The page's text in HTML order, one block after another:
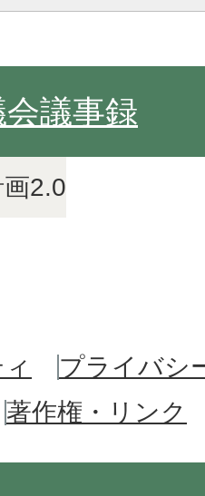
議事録
2.0
プライバシ
著作権・リンク